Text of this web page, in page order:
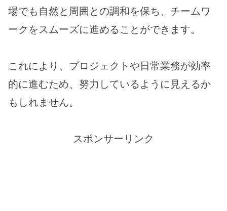
場でも自然と周囲との調和を保ち、チームワ
ークをスムーズに進めることができます。
これにより、プロジェクトや日常業務が効率
的に進むため、努力しているように見えるか
もしれません。
スポンサーリンク